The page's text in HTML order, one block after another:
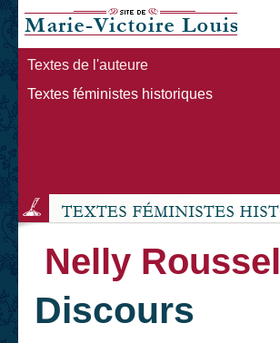
Textes de l'auteure
Textes féministes historiques
Nelly Roussel
Discours